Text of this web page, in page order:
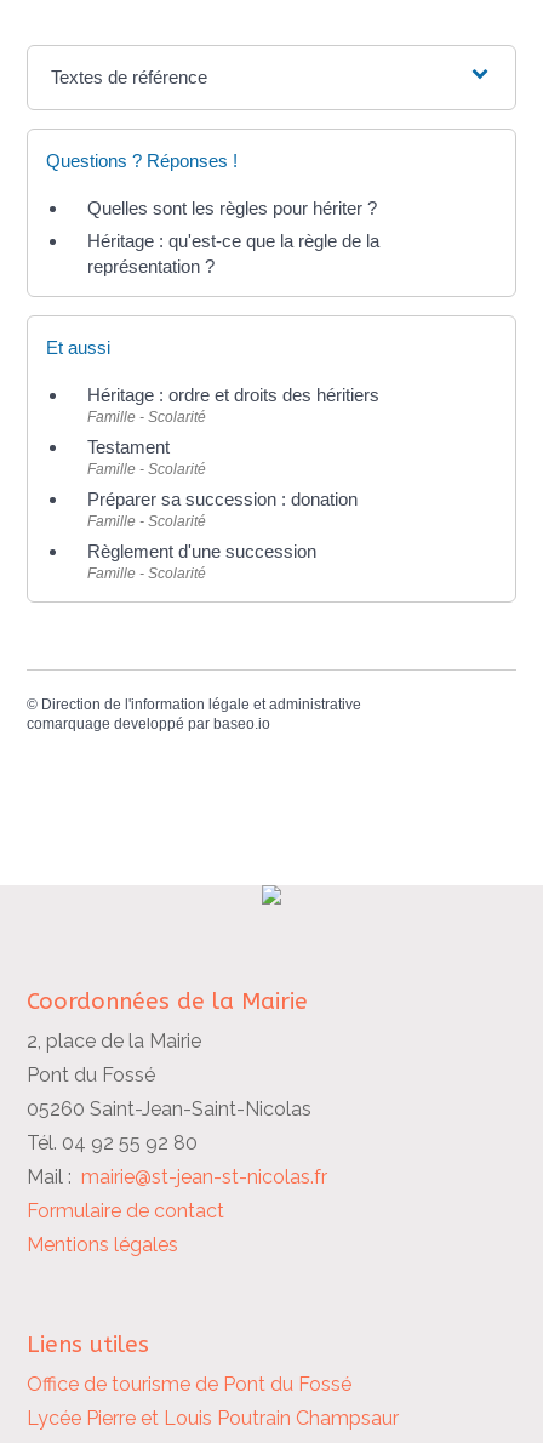
Textes de référence
Questions ? Réponses !
Quelles sont les règles pour hériter ?
Héritage : qu'est-ce que la règle de la
représentation ?
Et aussi
Héritage : ordre et droits des héritiers
Famille - Scolarité
Testament
Famille - Scolarité
Préparer sa succession : donation
Famille - Scolarité
Règlement d'une succession
Famille - Scolarité
© Direction de l'information légale et administrative
comarquage developpé parbaseo.io
Coordonnées de la Mairie
2, place de la Mairie
Pont du Fossé
05260 Saint-Jean-Saint-Nicolas
Tél. 04 92 55 92 80
Mail :mairie@st-jean-st-nicolas.fr
Formulaire de contact
Mentions légales
Liens utiles
Office de tourisme de Pont du Fossé
Lycée Pierre et Louis Poutrain Champsaur